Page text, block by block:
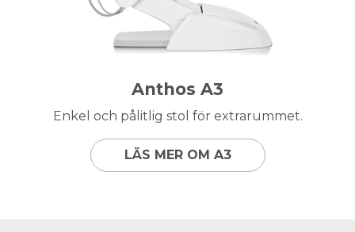
Anthos A3
Enkel och pålitlig stol för extrarummet.
LÄS MER OM A3